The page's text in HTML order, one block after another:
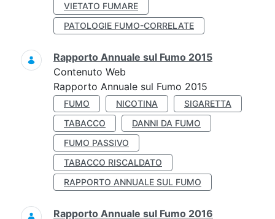
VIETATO FUMARE
PATOLOGIE FUMO-CORRELATE
Rapporto Annuale sul Fumo 2015
Contenuto Web
Rapporto Annuale sul Fumo 2015
FUMO NICOTINA
SIGARETTA
TABACCO
DANNI DA FUMO
FUMO PASSIVO
TABACCO RISCALDATO
RAPPORTO ANNUALE SUL FUMO
Rapporto Annuale sul Fumo 2016